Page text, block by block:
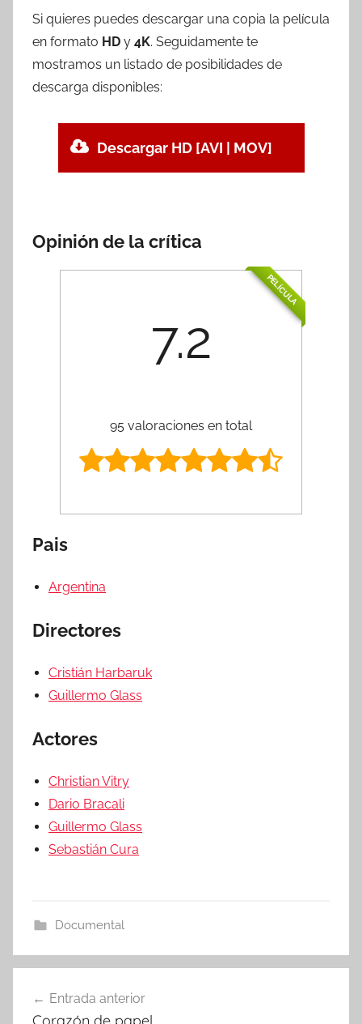
Si quieres puedes descargar una copia la película
en formato HD y 4K. Seguidamente te
mostramos un listado de posibilidades de
descarga disponibles:
Descargar HD [AVI | MOV]
Opinión de la crítica
PELÍCULA
7.2
95 valoraciones en total
Pais
Argentina
Directores
Cristián Harbaruk
Guillermo Glass
Actores
Christian Vitry
Dario Bracali
Guillermo Glass
Sebastián Cura
Documental
Navegación
Entrada anterior
Corazón de papel